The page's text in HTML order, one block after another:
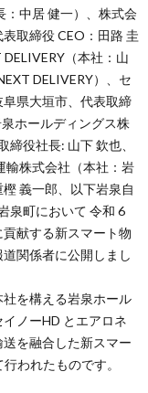
：中居 健一）、株式会
取締役 CEO：田路 圭
（本社：山
DELIVERY）、セ
県大垣市、代表取締
ホールディングス株
役社長: 山下 欽也、
輸株式会社（本社：岩
義一郎、以下岩泉自
泉町において 令和 6
献する新スマート物
関係者に公開しまし
社を構える岩泉ホール
ノーHD とエアロネ
を融合した新スマー
われたものです。